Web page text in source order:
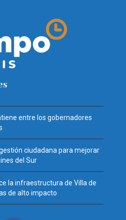
entre los gobernadores
ciudadana para mejorar
del Sur
la infraestructura de Villa de
de alto impacto